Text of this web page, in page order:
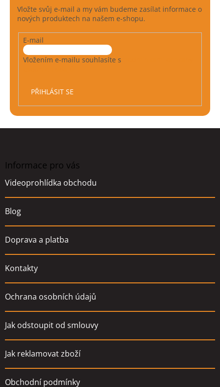
v
ý
p
i
s
u
Vložte svůj e-mail a my vám budeme zasílat informace o
nových produktech na našem e-shopu.
E-mail
Vložením e-mailu souhlasíte s
PŘIHLÁSIT SE
Informace pro vás
Videoprohlídka obchodu
Blog
Doprava a platba
Kontakty
Ochrana osobních údajů
Jak odstoupit od smlouvy
Jak reklamovat zboží
Obchodní podmínky